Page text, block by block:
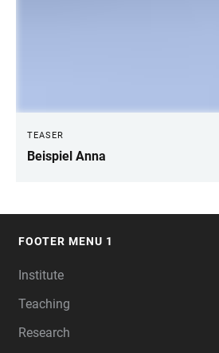
TEASER
Beispiel Anna
FOOTER MENU 1
Institute
Teaching
Research